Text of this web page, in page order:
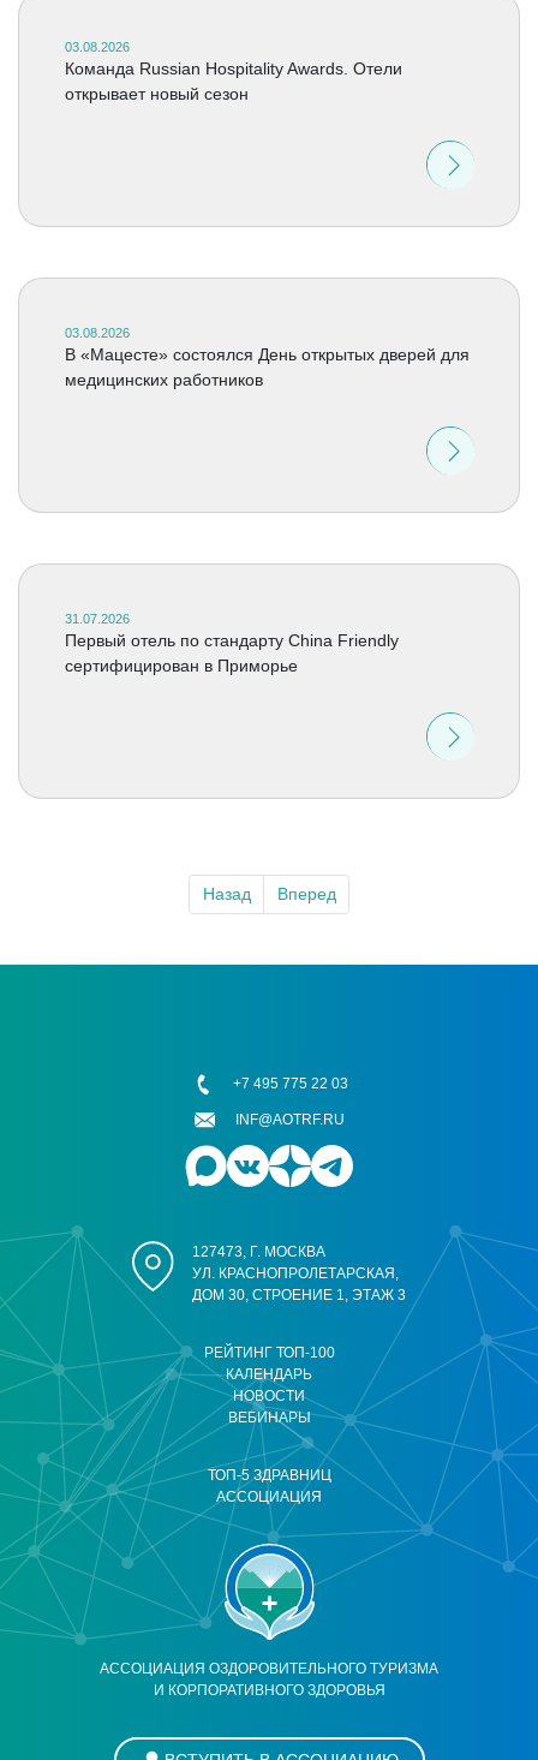
03.08.2026
Команда Russian Hospitality Awards. Отели
открывает новый сезон
03.08.2026
В «Мацесте» состоялся День открытых дверей для
медицинских работников
31.07.2026
Первый отель по стандарту China Friendly
сертифицирован в Приморье
Назад Вперед
АССОЦИАЦИЯ ОЗДОРОВИТЕЛЬНОГО ТУРИЗМА
И КОРПОРАТИВНОГО ЗДОРОВЬЯ
РЕЙТИНГ ТОП-100
КАЛЕНДАРЬ
НОВОСТИ
ВЕБИНАРЫ
ТОП-5 ЗДРАВНИЦ
АССОЦИАЦИЯ
127473, Г. МОСКВА
УЛ. КРАСНОПРОЛЕТАРСКАЯ,
ДОМ 30, СТРОЕНИЕ 1, ЭТАЖ 3
+7 495 775 22 03
INF@AOTRF.RU